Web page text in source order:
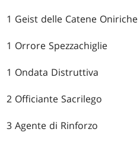
1 Geist delle Catene Oniriche
1 Orrore Spezzachiglie
1 Ondata Distruttiva
2 Officiante Sacrilego
3 Agente di Rinforzo